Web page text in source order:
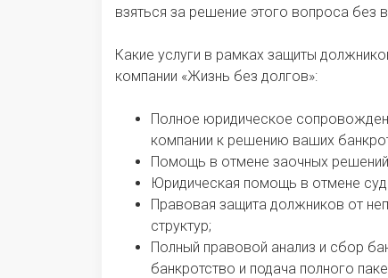
взяться за решение этого вопроса без
Какие услуги в рамках защиты
компании «Жизнь без долгов»:
Полное юридическое
компании к решению ваших
Помощь в отмене заочных
Юридическая помощь в отмене
Правовая защита должников от
структур;
Полный правовой анализ и сбор
банкротство и подача полного